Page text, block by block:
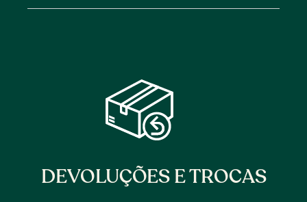
DEVOLUÇÕES E TROCAS